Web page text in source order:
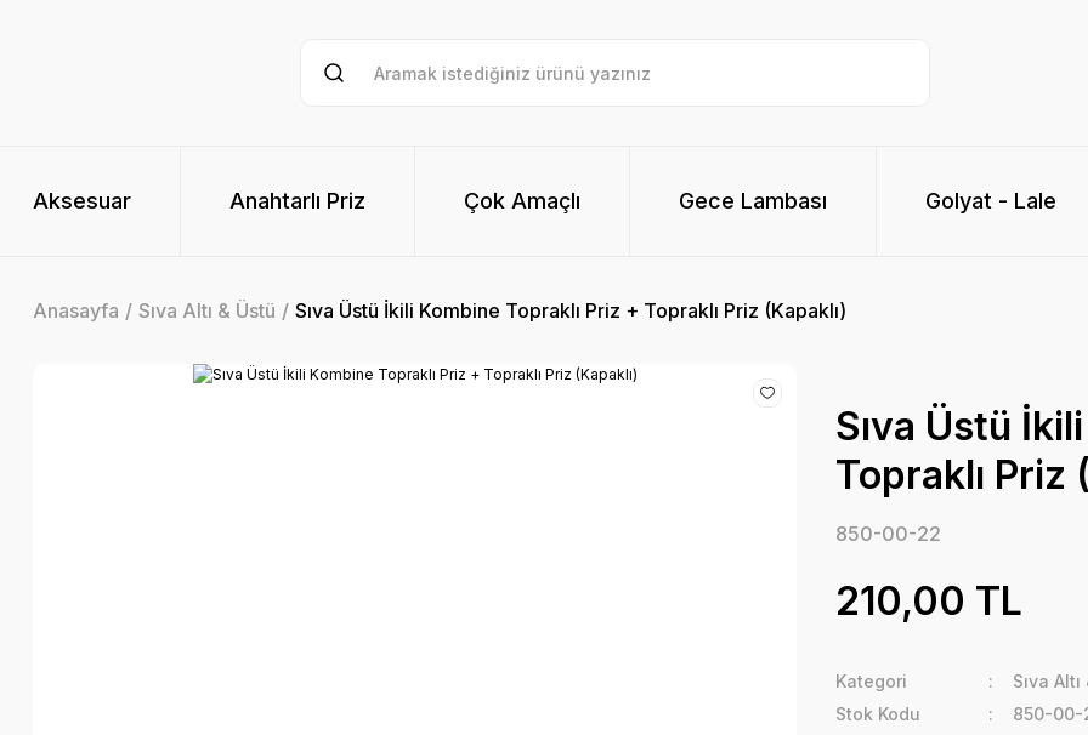
Aksesuar Anahtarlı Priz Çok Amaçlı Gece Lambası Golyat - Lale
Anasayfa Sıva Altı & Üstü Sıva Üstü İkili Kombine Topraklı Priz + Topraklı Priz (Kapaklı)
Sıva Üstü
Topraklı Priz
850-00-22
210,00 TL
Kategori
Sıva
Stok Kodu
850-00-